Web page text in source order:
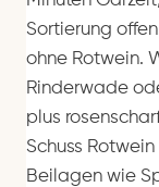
Sortierung
ohne Rotwein.
Rinderwade
plus
Schuss
Beilagen wie